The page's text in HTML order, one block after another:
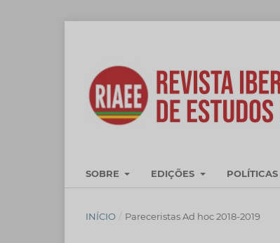
SOBRE EDIÇÕES POLÍTICAS
INÍCIO / Pareceristas Ad hoc 2018-2019